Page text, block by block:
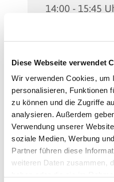
Diese Webseite verwendet
Wir verwenden Cookies, um
personalisieren, Funktionen
zu können und die Zugriffe
analysieren. Außerdem
Verwendung unserer
soziale Medien, Werbung
Partner führen diese
weiteren Daten zusammen,
14:00 - 15:45
Straße 47,
Regina
Team
Eine Stunde,